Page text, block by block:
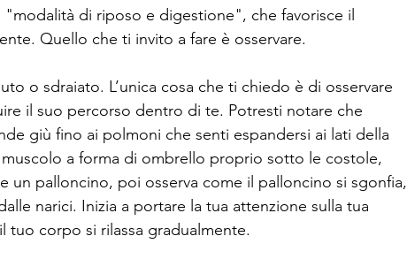
di riposo e digestione", che favorisce il
Quello che ti invito a fare è osservare.
o sdraiato. L’unica cosa che ti chiedo è di osservare
il suo percorso dentro di te. Potresti notare che
giù fino ai polmoni che senti espandersi ai lati della
a forma di ombrello proprio sotto le costole,
un palloncino, poi osserva come il palloncino si sgonfia,
narici. Inizia a portare la tua attenzione sulla tua
tuo corpo si rilassa gradualmente.